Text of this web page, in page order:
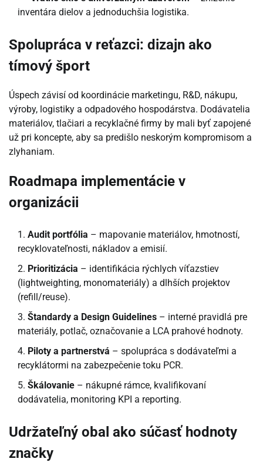
inventára dielov a jednoduchšia logistika.
Spolupráca v reťazci: dizajn ako
tímový šport
Úspech závisí od koordinácie marketingu, R&D, nákupu,
výroby, logistiky a odpadového hospodárstva. Dodávatelia
materiálov, tlačiari a recyklačné firmy by mali byť zapojené
už pri koncepte, aby sa predišlo neskorým kompromisom a
zlyhaniam.
Roadmapa implementácie v
organizácii
Audit portfólia – mapovanie materiálov, hmotností,
recyklovateľnosti, nákladov a emisií.
Prioritizácia – identifikácia rýchlych víťazstiev
(lightweighting, monomateriály) a dlhších projektov
(refill/reuse).
Štandardy a Design Guidelines – interné pravidlá pre
materiály, potlač, označovanie a LCA prahové hodnoty.
Piloty a partnerstvá – spolupráca s dodávateľmi a
recyklátormi na zabezpečenie toku PCR.
Škálovanie – nákupné rámce, kvalifikovaní
dodávatelia, monitoring KPI a reporting.
Udržateľný obal ako súčasť hodnoty
značky